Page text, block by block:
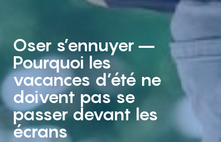
Oser s’ennuyer –
Pourquoi les
vacances d’été ne
doivent pas se
passer devant les
écrans